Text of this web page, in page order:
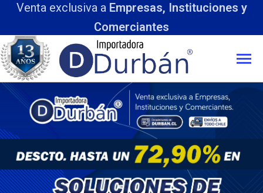
Venta exclusiva a Empresas, Instituciones y
Comerciantes